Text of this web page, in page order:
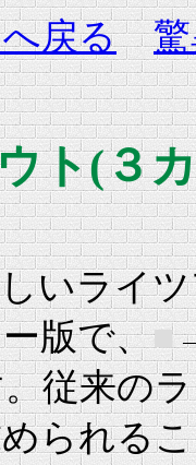
戻る
ト(３
いライツ
版で、■
従来の
られる